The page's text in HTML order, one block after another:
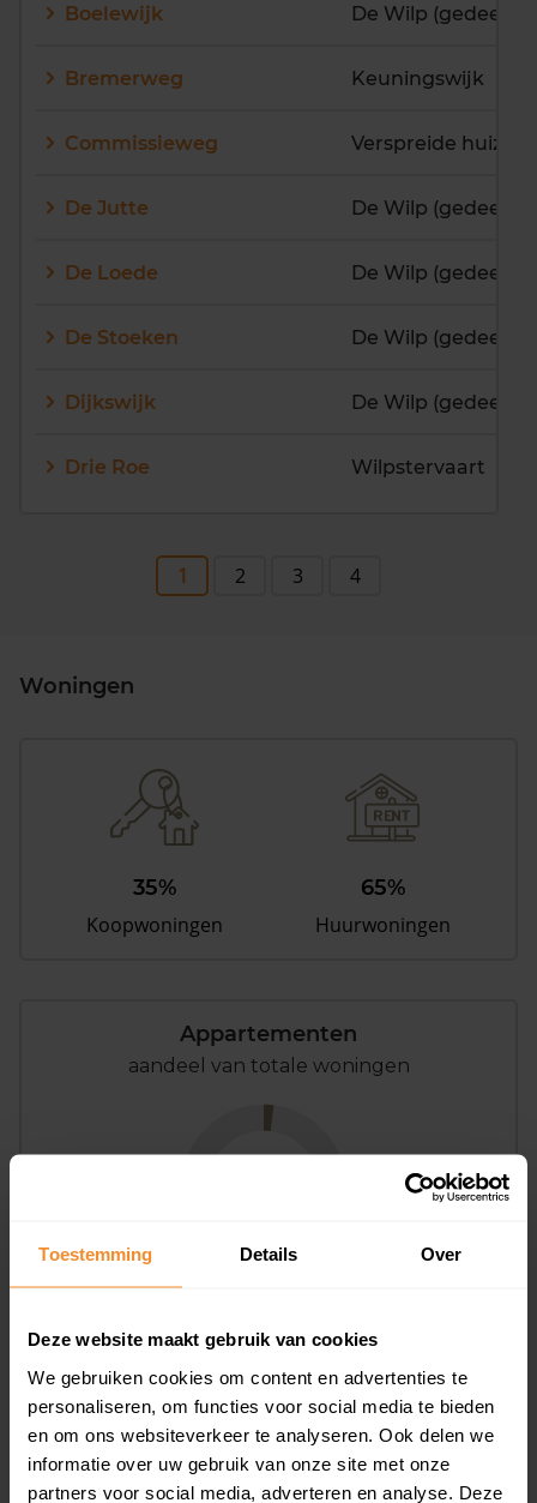
Toestemming Details Over
Deze website maakt gebruik van cookies
We gebruiken cookies om content en advertenties te
personaliseren, om functies voor social media te bieden
en om ons websiteverkeer te analyseren. Ook delen we
informatie over uw gebruik van onze site met onze
partners voor social media, adverteren en analyse. Deze
Boelewijk De Wilp
Bremerweg Keuningswijk
Commissieweg
De Jutte De Wilp
De Loede De Wilp
De Stoeken De Wilp
Dijkswijk De Wilp
Drie Roe Wilpstervaart
1 2 3 4
Woningen
35%
Koopwoningen
65%
Huurwoningen
Appartementen
aandeel van totale woningen